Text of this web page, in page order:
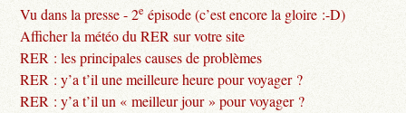
Vu dans la presse - 2e épisode (c’est encore la gloire :-D)
Afficher la météo du RER sur votre site
RER : les principales causes de problèmes
RER : y’a t’il une meilleure heure pour voyager ?
RER : y’a t’il un « meilleur jour » pour voyager ?